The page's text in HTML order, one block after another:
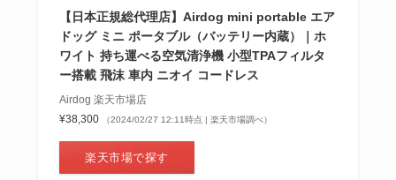
【鍋焼きうどん】アルミ鍋はスー
パーに売ってる？セブンイレブ
ン・ローソンなどコンビニも調
bibigoはどこで買える？カルディ
や業務スーパーで売ってる？日本
【日本正規総代理店】Airdog mini portable エア
ドッグ ミニ ポータブル（バッテリー内蔵）｜ホ
ワイト 持ち運べる空気清浄機 小型TPAフィルタ
ー搭載 飛沫 車内 ニオイ コードレス
Airdog 楽天市場店
¥38,300
（2024/02/27 12:11時点 | 楽天市場調べ）
楽天市場で探す